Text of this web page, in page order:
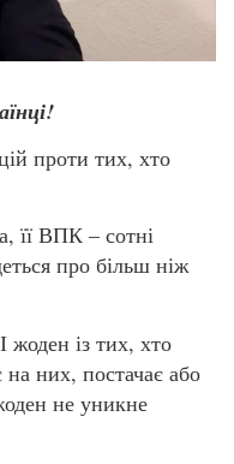
проти тих, хто
її ВПК – сотні
про більш ніж
із тих, хто
них, постачає або
не уникне